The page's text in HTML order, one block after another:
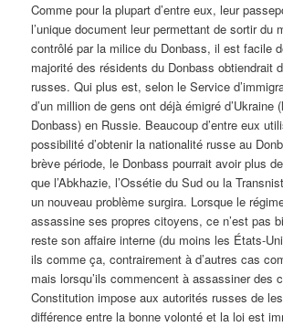
Comme pour la plupart d’entre eux, leur
l’unique document leur permettant de sortir du
contrôlé par la milice du Donbass, il est facile
majorité des résidents du Donbass obtiendrait
russes. Qui plus est, selon le Service
d’un million de gens ont déjà émigré d’Ukraine
Donbass) en Russie. Beaucoup d’entre eux
possibilité d’obtenir la nationalité russe au
brève période, le Donbass pourrait avoir plus
que l’Abkhazie, l’Ossétie du Sud ou la
un nouveau problème surgira. Lorsque le
assassine ses propres citoyens, ce n’est pas
reste son affaire interne (du moins les États-
ils comme ça, contrairement à d’autres cas
mais lorsqu’ils commencent à assassiner des
Constitution impose aux autorités russes de
différence entre la bonne volonté et la loi est